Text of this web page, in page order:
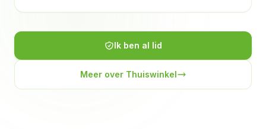
Ik ben al lid
Meer over Thuiswinkel